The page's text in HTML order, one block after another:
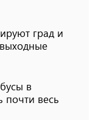
град и
в
почти весь